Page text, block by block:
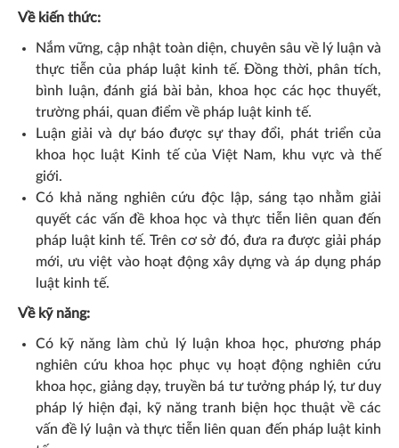
Về kiến thức:
​Nắm vững, cập nhật toàn diện, chuyên sâu về lý luận và
thực tiễn của pháp luật kinh tế. Đồng thời, phân tích,
bình luận, đánh giá bài bản, khoa học các học thuyết,
trường phái, quan điểm về pháp luật kinh tế.
Luận giải và dự báo được sự thay đổi, phát triển của
khoa học luật Kinh tế của Việt Nam, khu vực và thế
giới.
Có khả nǎng nghiên cứu độc lập, sáng tạo nhằm giải
quyết các vấn đề khoa học và thực tiễn liên quan đến
pháp luật kinh tế. Trên cơ sở đó, đưa ra được giải pháp
mới, ưu việt vào hoạt động xây dựng và áp dụng pháp
luật kinh tế.
Về kỹ năng:
Có kỹ nǎng làm chủ lý luận khoa học, phương pháp
nghiên cứu khoa học phục vụ hoạt động nghiên cứu
khoa học, giảng dạy, truyền bá tư tưởng pháp lý, tư duy
pháp lý hiện đại, kỹ năng tranh biện học thuật về các
vấn đề lý luận và thực tiễn liên quan đến pháp luật kinh